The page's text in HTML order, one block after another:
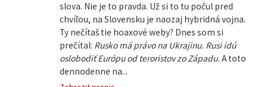
slova. Nie je to pravda. Už si to tu počul pred
chvíľou, na Slovensku je naozaj hybridná vojna.
Ty nečítaš tie hoaxové weby? Dnes som si
prečítal: Rusko má právo na Ukrajinu. Rusi idú
oslobodiť Európu od teroristov zo Západu. A toto
dennodenne na...